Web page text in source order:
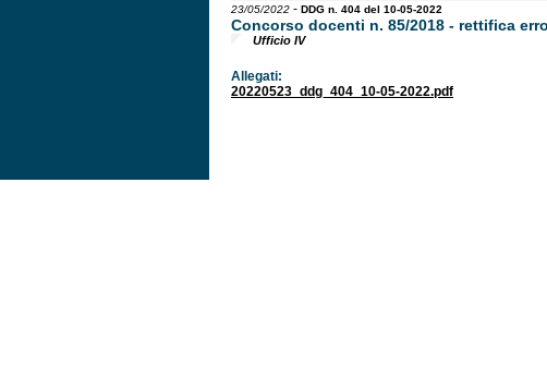
23/05/2022 - DDG n. 404 del 10-05-2022
Concorso docenti n. 85/2018 - rettifica
Ufficio IV
Allegati:
20220523_ddg_404_10-05-2022.pdf